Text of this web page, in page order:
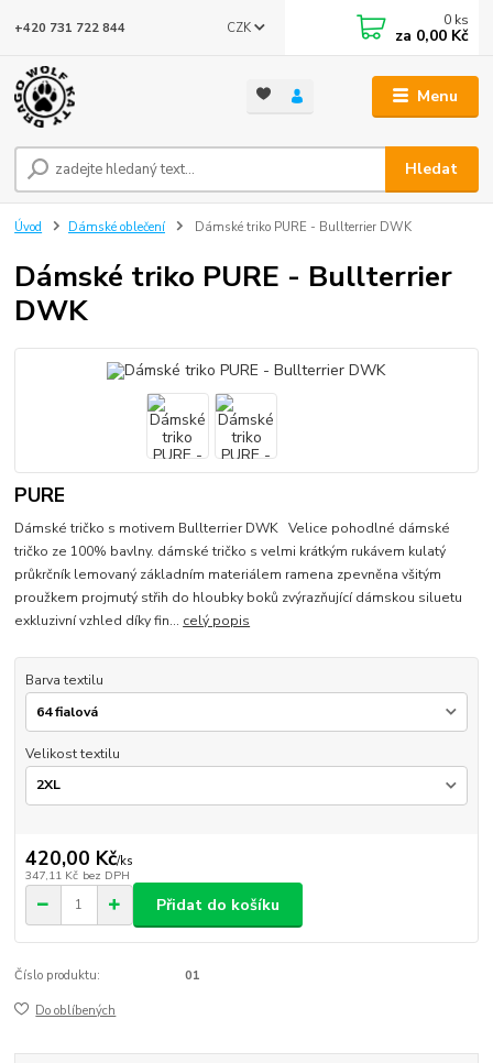
Menu
CZK
Hledat
+420 731 722 844 0 ks
za 0,00 Kč
Úvod Dámské oblečení Dámské triko PURE - Bullterrier DWK
Dámské triko PURE - Bullterrier
DWK
PURE
Dámské tričko s motivem Bullterrier DWK Velice pohodlné dámské
tričko ze 100% bavlny. dámské tričko s velmi krátkým rukávem kulatý
průkrčník lemovaný základním materiálem ramena zpevněna všitým
proužkem projmutý střih do hloubky boků zvýrazňující dámskou siluetu
exkluzivní vzhled díky fin... celý popis
Barva textilu
Velikost textilu
420,00 Kč/ks
347,11 Kč bez DPH
Přidat do košíku
Číslo produktu: 01
Do oblíbených